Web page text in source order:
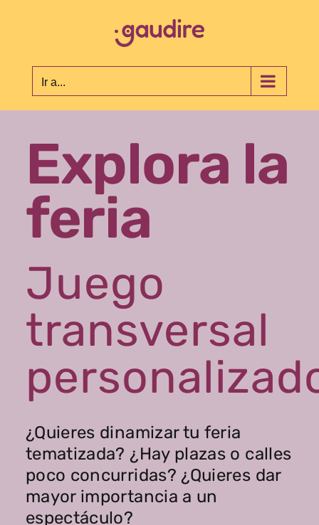
Ir a...
Explora la
feria
Juego
transversal
¿Quieres dinamizar tu feria
tematizada? ¿Hay plazas o calles
poco concurridas? ¿Quieres dar
mayor importancia a un
espectáculo?